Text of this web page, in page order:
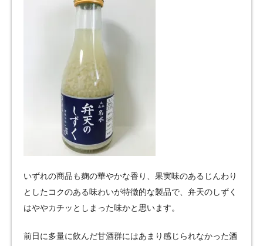
いずれの商品も麹の華やかな香り、果実味のあるじんわり
としたコクのある味わいが特徴的な製品で、弁天のしずく
はややカチッとしまった味かと思います。
前日に多量に飲んだ甘酒群にはあまり感じられなかった酒